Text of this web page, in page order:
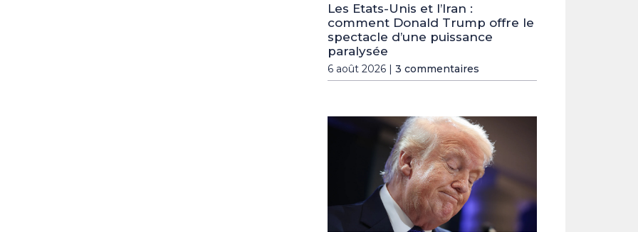
Les Etats-Unis et l’Iran :
comment Donald Trump offre le
spectacle d’une puissance
paralysée
6 août 2026 | 3 commentaires